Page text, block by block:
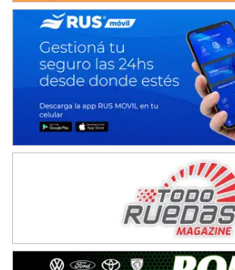
ENTRERRIANO - F6 (POSTERGADA)
Parque de la Velocidad (Asfalto)
VICTORIENSE - F7
El Cerro (Tierra)
PATAGONICO - F6
Moto Club Reginense (Tierra)
NORESTE SANTAFESINO - F6